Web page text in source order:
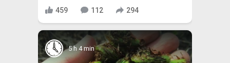
459 112 294
5 h 4 min